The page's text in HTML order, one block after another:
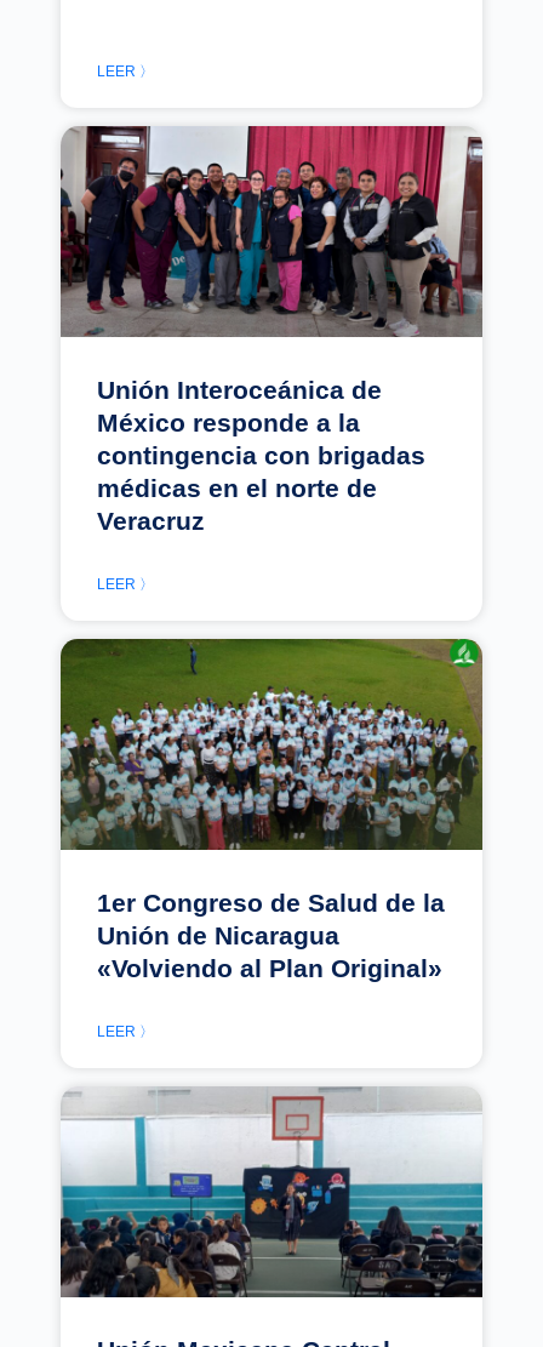
LEER 〉
Unión Interoceánica de
México responde a la
contingencia con brigadas
médicas en el norte de
Veracruz
LEER 〉
1er Congreso de Salud de la
Unión de Nicaragua
«Volviendo al Plan Original»
LEER 〉